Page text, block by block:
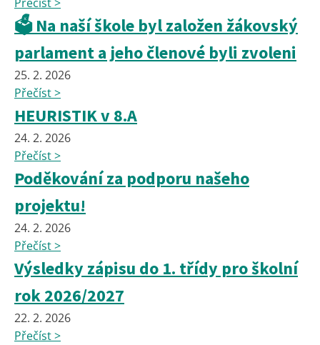
🗳️ Na naší škole byl založen žákovský
parlament a jeho členové byli zvoleni
25. 2. 2026
Přečíst >
HEURISTIK v 8.A
24. 2. 2026
Přečíst >
Poděkování za podporu našeho
projektu!
24. 2. 2026
Přečíst >
Výsledky zápisu do 1. třídy pro školní
rok 2026/2027
22. 2. 2026
Přečíst >